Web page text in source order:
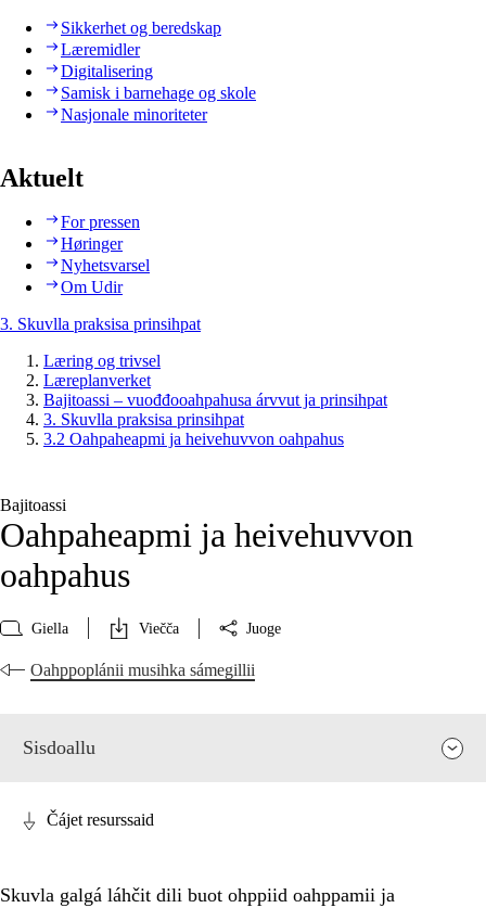
Sikkerhet og beredskap
Læremidler
Digitalisering
Samisk i barnehage og skole
Nasjonale minoriteter
Aktuelt
For pressen
Høringer
Nyhetsvarsel
Om Udir
3. Skuvlla praksisa prinsihpat
Læring og trivsel
Læreplanverket
Bajitoassi – vuođđooahpahusa árvvut ja prinsihpat
3. Skuvlla praksisa prinsihpat
3.2 Oahpaheapmi ja heivehuvvon oahpahus
Bajitoassi
Oahpaheapmi ja heivehuvvon
oahpahus
Giella Viečča Juoge
Oahppoplánii musihka sámegillii
Sisdoallu
Čájet resurssaid
Skuvla galgá láhčit dili buot ohppiid oahppamii ja